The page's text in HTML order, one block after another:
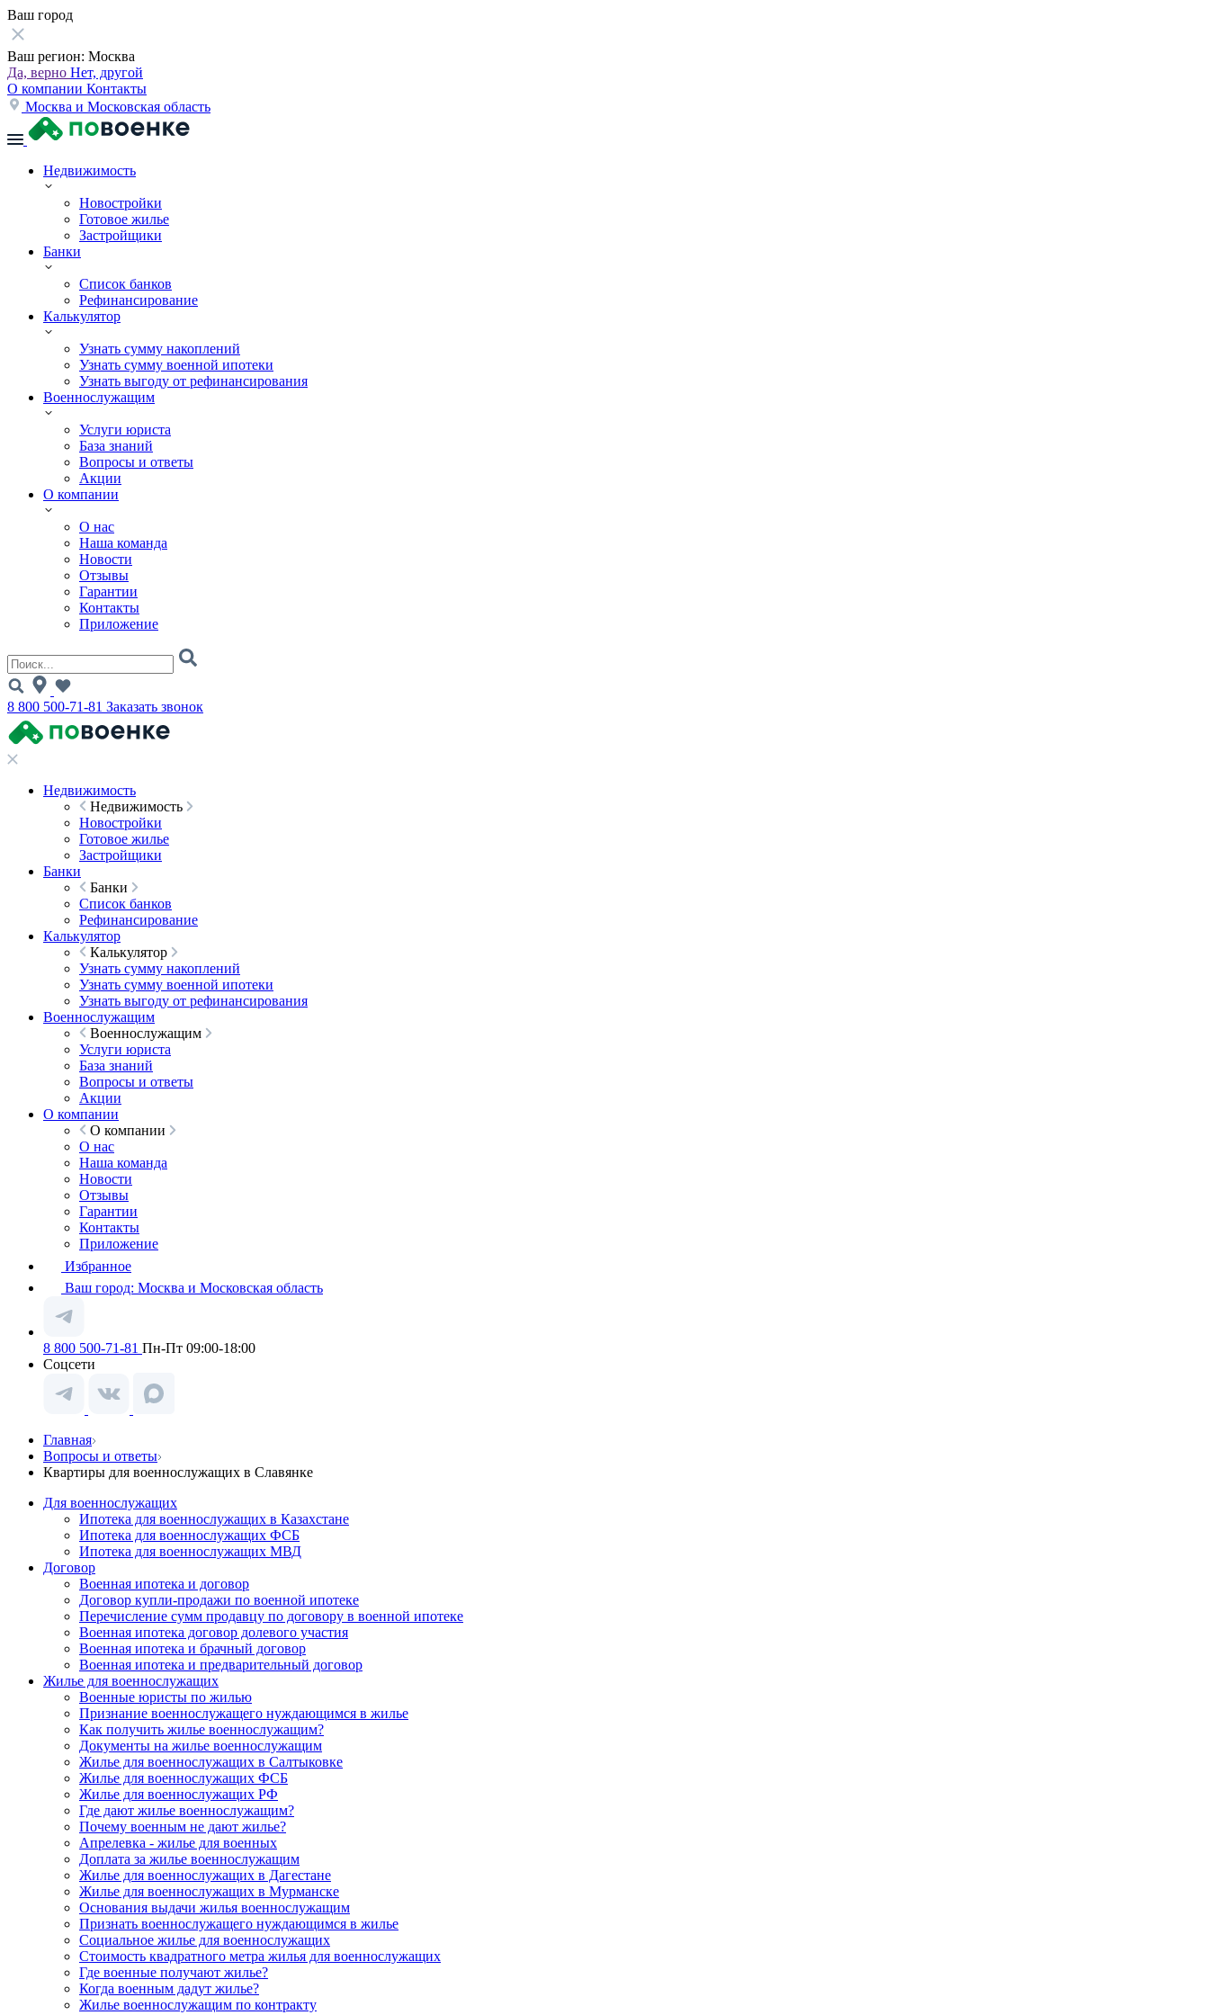
Ваш город
Ваш регион: Москва
Да, верно Нет, другой
О компании Контакты
Москва и Московская область
Недвижимость
Новостройки
Готовое жилье
Застройщики
Банки
Список банков
Рефинансирование
Калькулятор
Узнать сумму накоплений
Узнать сумму военной ипотеки
Узнать выгоду от рефинансирования
Военнослужащим
Услуги юриста
База знаний
Вопросы и ответы
Акции
О компании
О нас
Наша команда
Новости
Отзывы
Гарантии
Контакты
Приложение
8 800 500-71-81 Заказать звонок
Недвижимость
Недвижимость
Новостройки
Готовое жилье
Застройщики
Банки
Банки
Список банков
Рефинансирование
Калькулятор
Калькулятор
Узнать сумму накоплений
Узнать сумму военной ипотеки
Узнать выгоду от рефинансирования
Военнослужащим
Военнослужащим
Услуги юриста
База знаний
Вопросы и ответы
Акции
О компании
О компании
О нас
Наша команда
Новости
Отзывы
Гарантии
Контакты
Приложение
Избранное
Ваш город: Москва и Московская область
8 800 500-71-81 Пн-Пт 09:00-18:00
Соцсети
Главная
Вопросы и ответы
Квартиры для военнослужащих в Славянке
Для военнослужащих
Ипотека для военнослужащих в Казахстане
Ипотека для военнослужащих ФСБ
Ипотека для военнослужащих МВД
Договор
Военная ипотека и договор
Договор купли-продажи по военной ипотеке
Перечисление сумм продавцу по договору в военной ипотеке
Военная ипотека договор долевого участия
Военная ипотека и брачный договор
Военная ипотека и предварительный договор
Жилье для военнослужащих
Военные юристы по жилью
Признание военнослужащего нуждающимся в жилье
Как получить жилье военнослужащим?
Документы на жилье военнослужащим
Жилье для военнослужащих в Салтыковке
Жилье для военнослужащих ФСБ
Жилье для военнослужащих РФ
Где дают жилье военнослужащим?
Почему военным не дают жилье?
Апрелевка - жилье для военных
Доплата за жилье военнослужащим
Жилье для военнослужащих в Дагестане
Жилье для военнослужащих в Мурманске
Основания выдачи жилья военнослужащим
Признать военнослужащего нуждающимся в жилье
Социальное жилье для военнослужащих
Стоимость квадратного метра жилья для военнослужащих
Где военные получают жилье?
Когда военным дадут жилье?
Жилье военнослужащим по контракту